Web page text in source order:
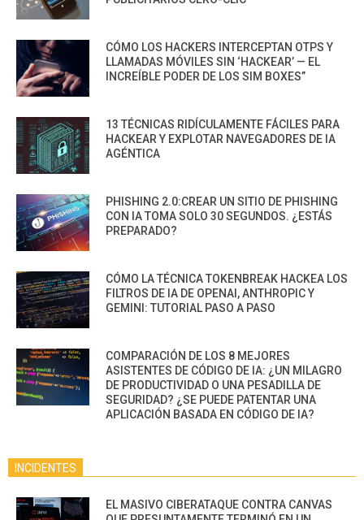
CÓMO LOS HACKERS INTERCEPTAN OTPS Y
LLAMADAS MÓVILES SIN ‘HACKEAR’ — EL
INCREÍBLE PODER DE LOS SIM BOXES”
13 TÉCNICAS RIDÍCULAMENTE FÁCILES PARA
HACKEAR Y EXPLOTAR NAVEGADORES DE IA
AGÉNTICA
PHISHING 2.0:CREAR UN SITIO DE PHISHING
CON IA TOMA SOLO 30 SEGUNDOS. ¿ESTÁS
PREPARADO?
CÓMO LA TÉCNICA TOKENBREAK HACKEA LOS
FILTROS DE IA DE OPENAI, ANTHROPIC Y
GEMINI: TUTORIAL PASO A PASO
COMPARACIÓN DE LOS 8 MEJORES
ASISTENTES DE CÓDIGO DE IA: ¿UN MILAGRO
DE PRODUCTIVIDAD O UNA PESADILLA DE
SEGURIDAD? ¿SE PUEDE PATENTAR UNA
APLICACIÓN BASADA EN CÓDIGO DE IA?
INCIDENTES
EL MASIVO CIBERATAQUE CONTRA CANVAS